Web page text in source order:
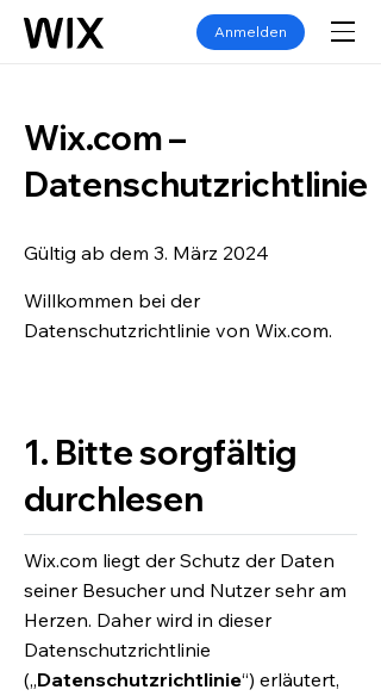
Anmelden
Wix.com –
Datenschutzrichtlinie
Gültig ab dem 3. März 2024
Willkommen bei der
Datenschutzrichtlinie von Wix.com.
1. Bitte sorgfältig
durchlesen
Wix.com liegt der Schutz der Daten
seiner Besucher und Nutzer sehr am
Herzen. Daher wird in dieser
Datenschutzrichtlinie
(„Datenschutzrichtlinie“) erläutert,